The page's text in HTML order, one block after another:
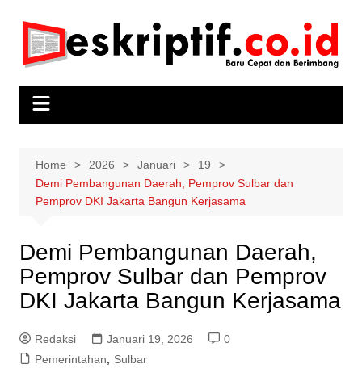
content
Home 2026 Januari
19
Demi Pembangunan Daerah, Pemprov Sulbar dan
Pemprov DKI Jakarta Bangun Kerjasama
Demi Pembangunan Daerah,
Pemprov Sulbar dan Pemprov
DKI Jakarta Bangun Kerjasama
Redaksi Januari 19, 2026
0
Pemerintahan
Sulbar